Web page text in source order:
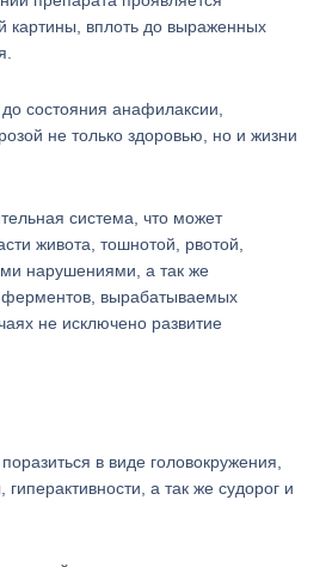
картины, вплоть до выраженных
состояния анафилаксии,
не только здоровью, но и жизни
система, что может
живота, тошнотой, рвотой,
нарушениями, а так же
ферментов, вырабатываемых
не исключено развитие
в виде головокружения,
а так же судорог и